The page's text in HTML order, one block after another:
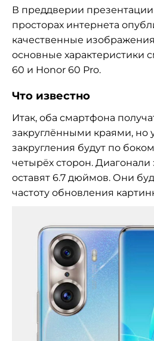
В преддверии
просторах интернета
качественные
основные характеристики
60 и Honor 60 Pro.
Что известно
Итак, оба смартфона
закруглёнными краями, но
закругления будут по
четырёх сторон. Диагонали
оставят 6.7 дюймов. Они
частоту обновления